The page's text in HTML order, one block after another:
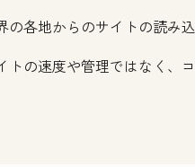
の各地からのサイトの読み
トの速度や管理ではなく、